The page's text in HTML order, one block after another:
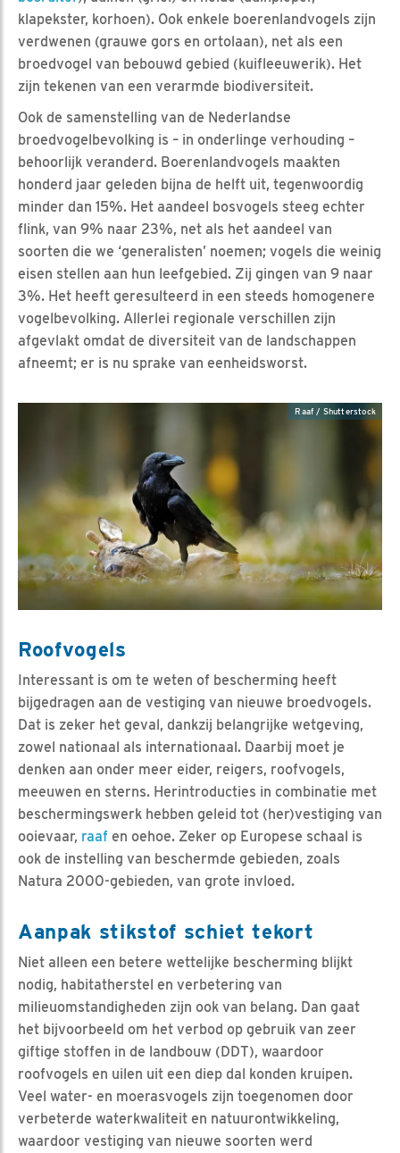
klapekster, korhoen). Ook enkele boerenlandvogels zijn
verdwenen (grauwe gors en ortolaan), net als een
broedvogel van bebouwd gebied (kuifleeuwerik). Het
zijn tekenen van een verarmde biodiversiteit.
Ook de samenstelling van de Nederlandse
broedvogelbevolking is – in onderlinge verhouding –
behoorlijk veranderd. Boerenlandvogels maakten
honderd jaar geleden bijna de helft uit, tegenwoordig
minder dan 15%. Het aandeel bosvogels steeg echter
flink, van 9% naar 23%, net als het aandeel van
soorten die we ‘generalisten’ noemen; vogels die weinig
eisen stellen aan hun leefgebied. Zij gingen van 9 naar
3%. Het heeft geresulteerd in een steeds homogenere
vogelbevolking. Allerlei regionale verschillen zijn
afgevlakt omdat de diversiteit van de landschappen
afneemt; er is nu sprake van eenheidsworst.
Raaf / Shutterstock
Roofvogels
Interessant is om te weten of bescherming heeft
bijgedragen aan de vestiging van nieuwe broedvogels.
Dat is zeker het geval, dankzij belangrijke wetgeving,
zowel nationaal als internationaal. Daarbij moet je
denken aan onder meer eider, reigers, roofvogels,
meeuwen en sterns. Herintroducties in combinatie met
beschermingswerk hebben geleid tot (her)vestiging van
ooievaar, raaf en oehoe. Zeker op Europese schaal is
ook de instelling van beschermde gebieden, zoals
Natura 2000-gebieden, van grote invloed.
Aanpak stikstof schiet tekort
Niet alleen een betere wettelijke bescherming blijkt
nodig, habitatherstel en verbetering van
milieuomstandigheden zijn ook van belang. Dan gaat
het bijvoorbeeld om het verbod op gebruik van zeer
giftige stoffen in de landbouw (DDT), waardoor
roofvogels en uilen uit een diep dal konden kruipen.
Veel water- en moerasvogels zijn toegenomen door
verbeterde waterkwaliteit en natuurontwikkeling,
waardoor vestiging van nieuwe soorten werd